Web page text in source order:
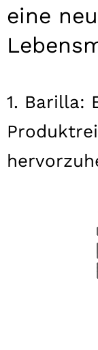
eine
1. Barilla: